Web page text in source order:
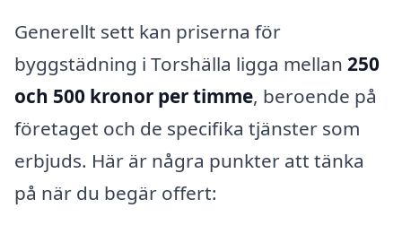
Generellt sett kan priserna för
byggstädning i Torshälla ligga mellan 250
och 500 kronor per timme, beroende på
företaget och de specifika tjänster som
erbjuds. Här är några punkter att tänka
på när du begär offert: